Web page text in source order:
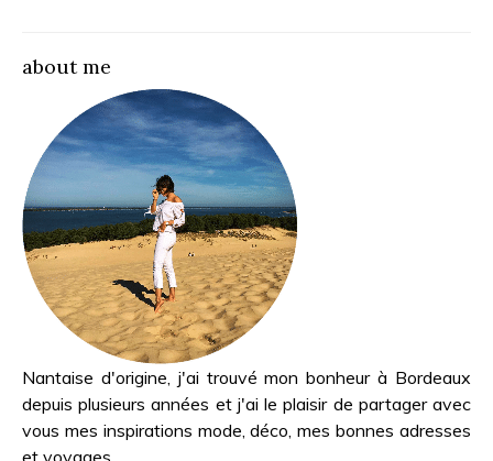
about me
Nantaise d'origine, j'ai trouvé mon bonheur à Bordeaux
depuis plusieurs années et j'ai le plaisir de partager avec
vous mes inspirations mode, déco, mes bonnes adresses
et voyages...